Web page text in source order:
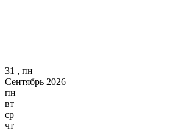
31 , пн
Сентябрь 2026
пн
вт
ср
чт